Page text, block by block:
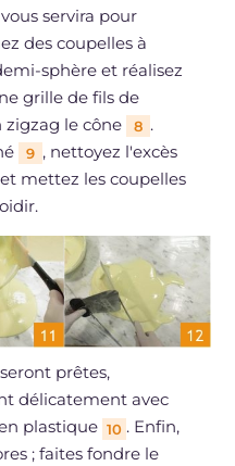
servira pour
des coupelles à
sphère et réalisez
grille de fils de
le cône
8 .
9 , nettoyez l'excès
mettez les coupelles
prêtes,
délicatement avec
plastique 10 . Enfin,
; faites fondre le